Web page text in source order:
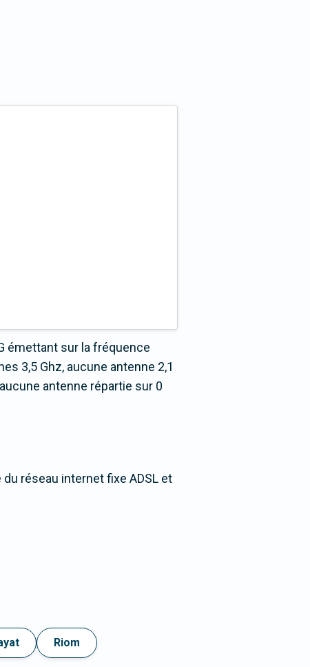
émettant sur la fréquence
3,5 Ghz, aucune antenne 2,1
antenne répartie sur 0
réseau internet fixe ADSL et
Riom